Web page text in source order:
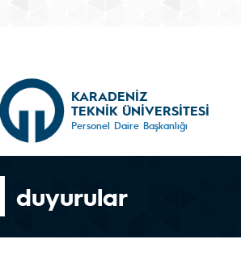
KARADENİZ
TEKNİK ÜNİVERSİTESİ
Personel Daire Başkanlığı
duyurular